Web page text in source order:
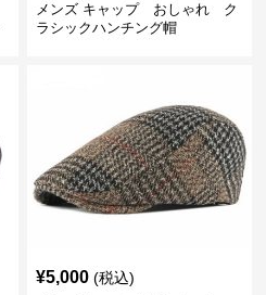
メンズ キャップ おしゃれ ク
ラシックハンチング帽
¥5,000 (税込)